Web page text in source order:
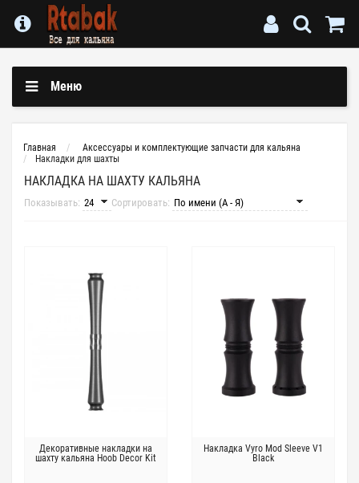
Меню
Главная
Аксессуары и комплектующие запчасти для кальяна
Накладки для шахты
НАКЛАДКА НА ШАХТУ КАЛЬЯНА
Показывать: Сортировать:
Декоративные накладки на
шахту кальяна Hoob Decor Kit
Накладка Vyro Mod Sleeve V1
Black